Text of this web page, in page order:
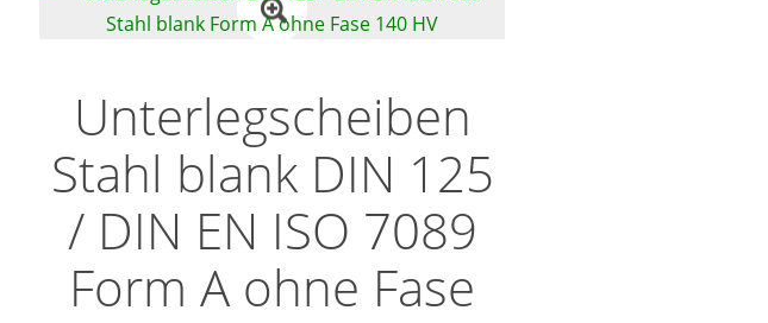
Unterlegscheiben
Stahl blank DIN 125
/ DIN EN ISO 7089
Form A ohne Fase